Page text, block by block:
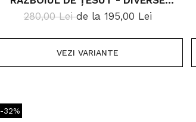
MARIMI
280,00 Leide la 195,00 Lei
VEZI VARIANTE
-32%